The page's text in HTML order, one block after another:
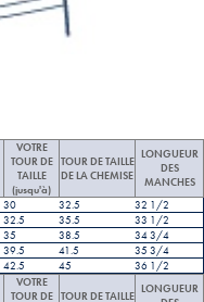
VOTRE
TOUR DE
TAILLE
(jusqu'à)
TOUR DE TAILLE
DE LA CHEMISE
LONGUEUR
DES
MANCHES
30 32.5
32 1/2
32.5 35.5
33 1/2
35 38.5
34 3/4
39.5 41.5
35 3/4
42.5 45
36 1/2
VOTRE
TOUR DE TOUR DE TAILLE
LONGUEUR